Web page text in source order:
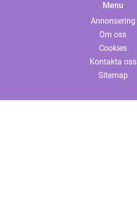
Menu
Annonsering
Om oss
Cookies
Kontakta oss
Sitemap